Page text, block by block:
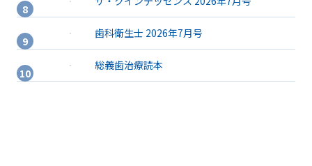
歯科衛生士 2026年7月号
総義歯治療読本